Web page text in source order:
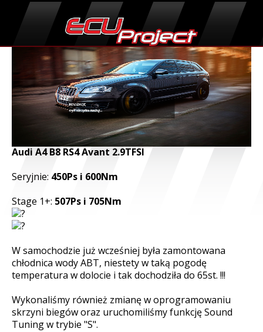
REALIZACJE,
czyli nie tylko tuning…
© FreeJoomla! 3 Modules- by VinaGecko.com
Audi A4 B8 RS4 Avant 2.9TFSI
Seryjnie: 450Ps i 600Nm
Stage 1+: 507Ps i 705Nm
W samochodzie już wcześniej była zamontowana
chłodnica wody ABT, niestety w taką pogodę
temperatura w dolocie i tak dochodziła do 65st. !!!
Wykonaliśmy również zmianę w oprogramowaniu
skrzyni biegów oraz uruchomiliśmy funkcję Sound
Tuning w trybie "S".